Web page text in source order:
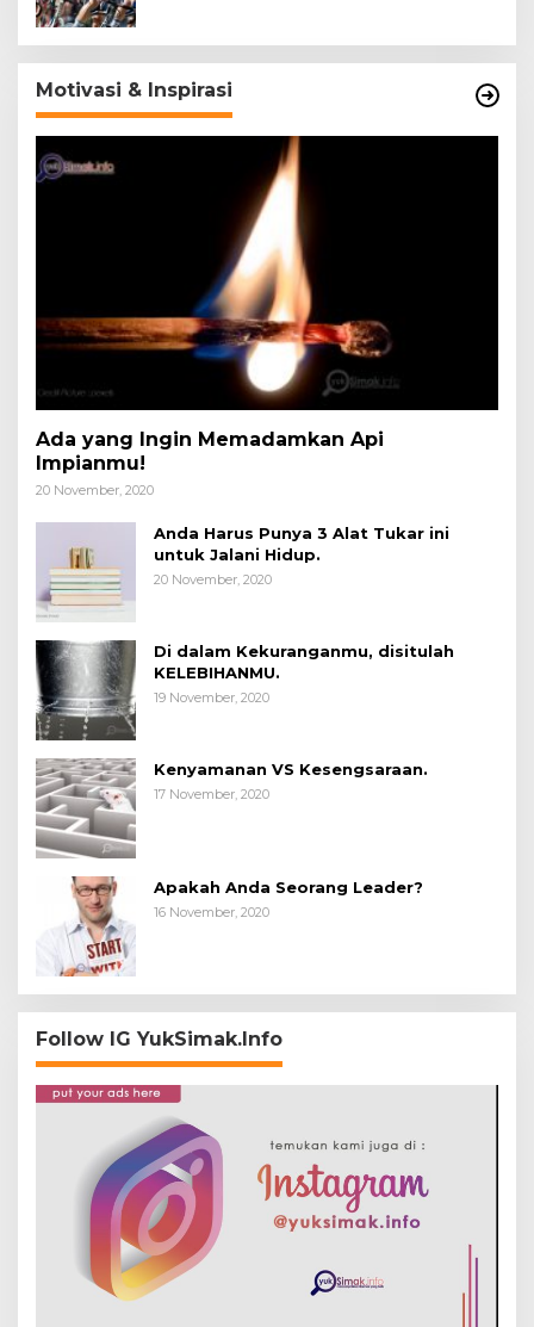
Motivasi & Inspirasi
Ada yang Ingin Memadamkan Api
Impianmu!
20 November, 2020
Anda Harus Punya 3 Alat Tukar ini
untuk Jalani Hidup.
20 November, 2020
Di dalam Kekuranganmu, disitulah
KELEBIHANMU.
19 November, 2020
Kenyamanan VS Kesengsaraan.
17 November, 2020
Apakah Anda Seorang Leader?
16 November, 2020
Follow IG YukSimak.Info